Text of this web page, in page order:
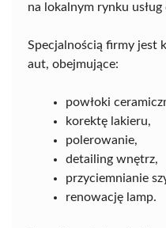
na lokalnym rynku
Specjalnością firmy jest
aut, obejmujące:
powłoki
korektę lakieru,
polerowanie,
detailing wnętrz,
przyciemnianie
renowację lamp.